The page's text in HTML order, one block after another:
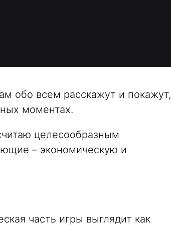
обо всем расскажут и покажут,
моментах.
целесообразным
– экономическую и
часть игры выглядит как